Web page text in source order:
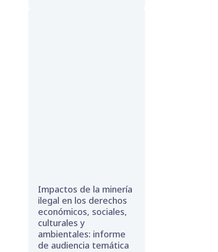
Impactos de la minería
ilegal en los derechos
económicos, sociales,
culturales y
ambientales: informe
de audiencia temática